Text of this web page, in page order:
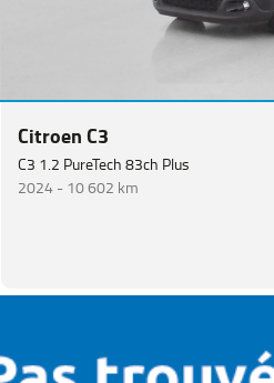
Citroen C3
C3 1.2 PureTech 83ch Plus
2024 - 10 602 km